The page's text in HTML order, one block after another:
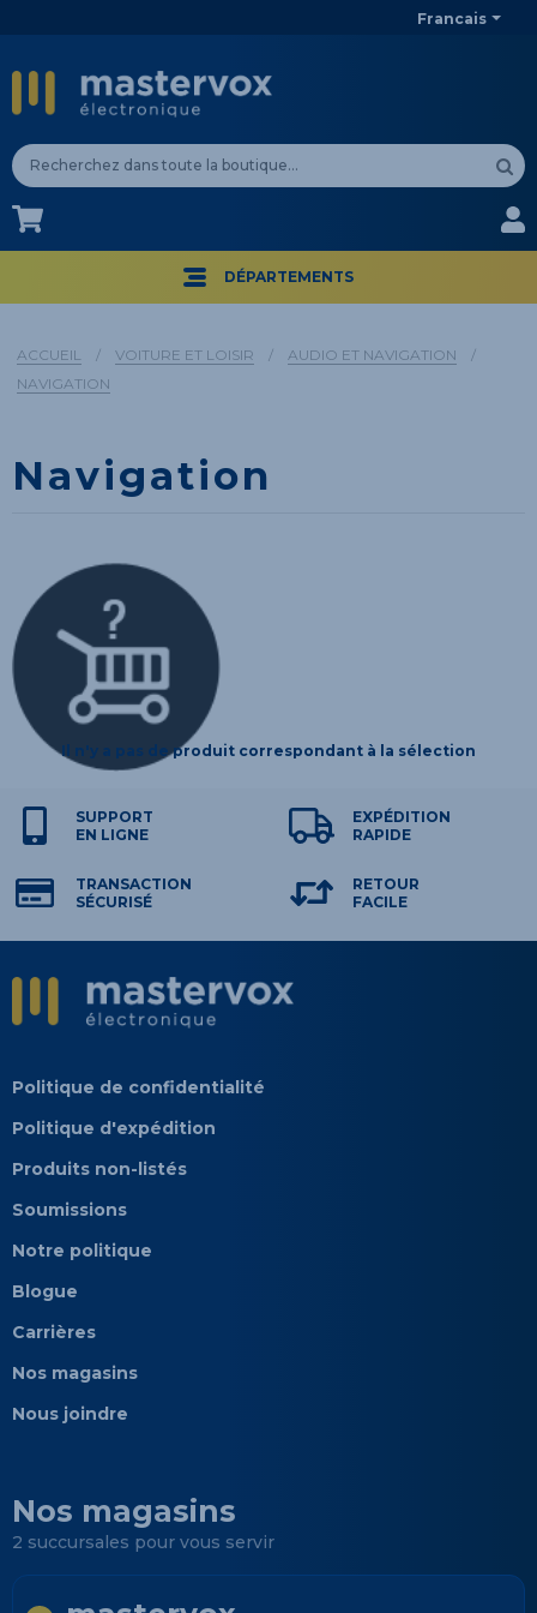
Francais
CA$
DÉPARTEMENTS
ACCUEIL / VOITURE ET LOISIR / AUDIO ET NAVIGATION
/
NAVIGATION
Navigation
Il n'y a pas de produit correspondant à la sélection
SUPPORT
EN LIGNE
EXPÉDITION
RAPIDE
TRANSACTION
SÉCURISÉ
RETOUR
FACILE
Politique de confidentialité
Politique d'expédition
Produits non-listés
Soumissions
Notre politique
Blogue
Carrières
Nos magasins
Nous joindre
Nos magasins
2 succursales pour vous servir